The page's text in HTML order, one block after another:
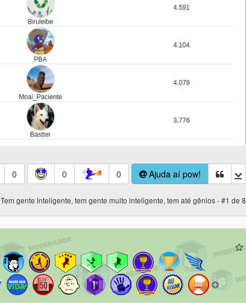
0 0 0 Ajuda aí pow!
Tem gente inteligente, tem gente muito inteligente, tem até gênios - #1 de 8